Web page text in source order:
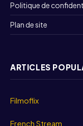
Politique de
Plan de site
ARTICLES
Filmoflix
French Stream